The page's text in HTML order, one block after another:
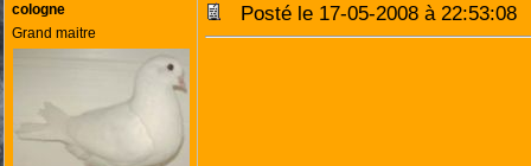
cologne
Grand maitre
Posté le 17-05-2008 à